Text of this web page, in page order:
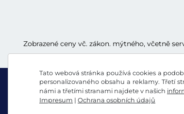
Tato webová stránka používá cookies a
personalizovaného obsahu a reklamy. Třetí
námi a třetími stranami najdete v našich
Impresum | Ochrana osobních údajů
Zobrazené ceny vč. zákon. mýtného, včetně